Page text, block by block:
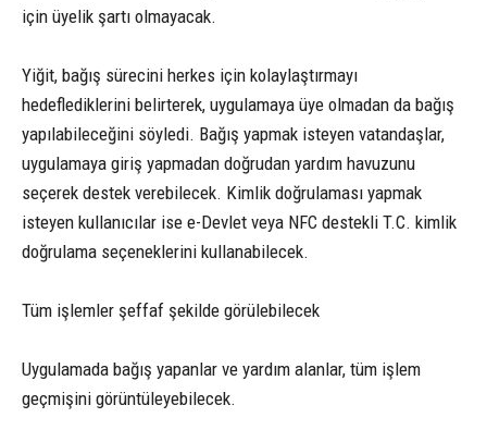
için üyelik şartı olmayacak.
Yiğit, bağış sürecini herkes için kolaylaştırmayı
hedeflediklerini belirterek, uygulamaya üye olmadan da bağış
yapılabileceğini söyledi. Bağış yapmak isteyen vatandaşlar,
uygulamaya giriş yapmadan doğrudan yardım havuzunu
seçerek destek verebilecek. Kimlik doğrulaması yapmak
isteyen kullanıcılar ise e-Devlet veya NFC destekli T.C. kimlik
doğrulama seçeneklerini kullanabilecek.
Tüm işlemler şeffaf şekilde görülebilecek
Uygulamada bağış yapanlar ve yardım alanlar, tüm işlem
geçmişini görüntüleyebilecek.